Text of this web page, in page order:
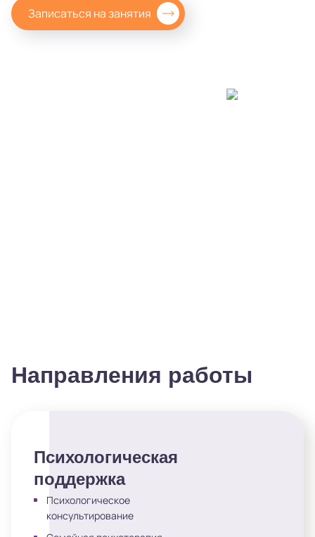
Родителям
Записаться на занятия
Направления работы
Психологическая
поддержка
Психологическое
консультирование